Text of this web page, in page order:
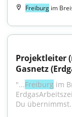
Freiburg im
Projektleiter
Gasnetz
"...Freiburg im
Du